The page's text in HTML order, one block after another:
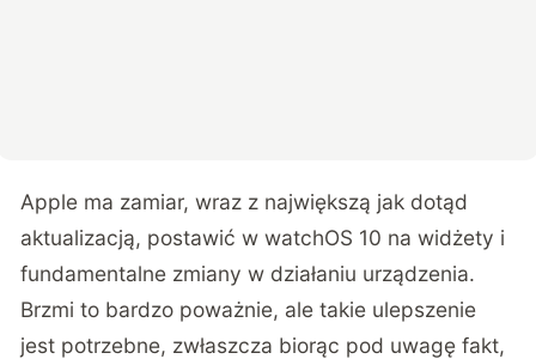
Apple ma zamiar, wraz z największą jak dotąd
aktualizacją, postawić w watchOS 10 na widżety i
fundamentalne zmiany w działaniu urządzenia.
Brzmi to bardzo poważnie, ale takie ulepszenie
jest potrzebne, zwłaszcza biorąc pod uwagę fakt,